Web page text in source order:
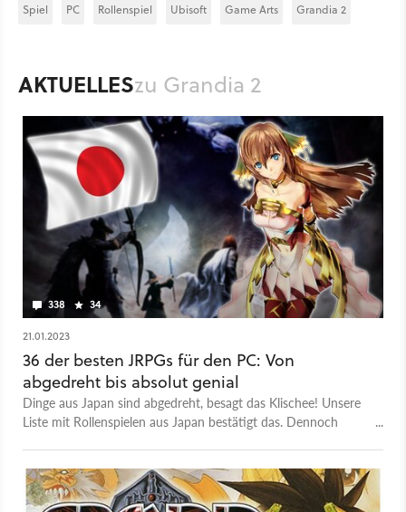
Spiel PC Rollenspiel Ubisoft Game Arts Grandia 2
AKTUELLESzu Grandia 2
338 34
21.01.2023
36 der besten JRPGs für den PC: Von
abgedreht bis absolut genial
Dinge aus Japan sind abgedreht, besagt das Klischee! Unsere
Liste mit Rollenspielen aus Japan bestätigt das. Dennoch